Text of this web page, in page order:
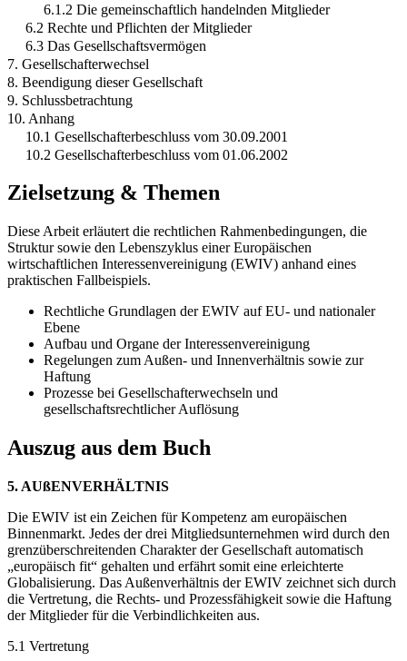
6.1.2 Die gemeinschaftlich handelnden Mitglieder
6.2 Rechte und Pflichten der Mitglieder
6.3 Das Gesellschaftsvermögen
7. Gesellschafterwechsel
8. Beendigung dieser Gesellschaft
9. Schlussbetrachtung
10. Anhang
10.1 Gesellschafterbeschluss vom 30.09.2001
10.2 Gesellschafterbeschluss vom 01.06.2002
Zielsetzung & Themen
Diese Arbeit erläutert die rechtlichen Rahmenbedingungen, die
Struktur sowie den Lebenszyklus einer Europäischen
wirtschaftlichen Interessenvereinigung (EWIV) anhand eines
praktischen Fallbeispiels.
Rechtliche Grundlagen der EWIV auf EU- und nationaler
Ebene
Aufbau und Organe der Interessenvereinigung
Regelungen zum Außen- und Innenverhältnis sowie zur
Haftung
Prozesse bei Gesellschafterwechseln und
gesellschaftsrechtlicher Auflösung
Auszug aus dem Buch
5. AUßENVERHÄLTNIS
Die EWIV ist ein Zeichen für Kompetenz am europäischen
Binnenmarkt. Jedes der drei Mitgliedsunternehmen wird durch den
grenzüberschreitenden Charakter der Gesellschaft automatisch
„europäisch fit“ gehalten und erfährt somit eine erleichterte
Globalisierung. Das Außenverhältnis der EWIV zeichnet sich durch
die Vertretung, die Rechts- und Prozessfähigkeit sowie die Haftung
der Mitglieder für die Verbindlichkeiten aus.
5.1 Vertretung